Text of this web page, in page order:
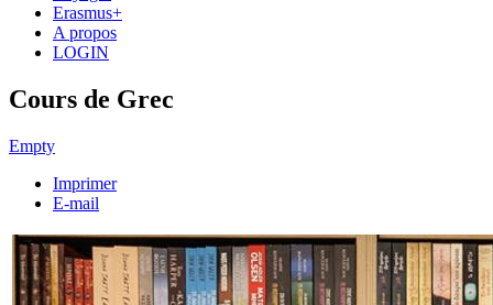
Erasmus+
A propos
LOGIN
Cours de Grec
Empty
Imprimer
E-mail